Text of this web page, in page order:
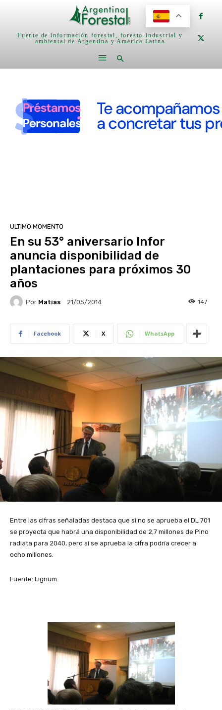
Fuente de información forestal, foresto-industrial y
ambiental de Argentina y América Latina
ULTIMO MOMENTO
En su 53° aniversario Infor
anuncia disponibilidad de
plantaciones para próximos 30
años
Por Matias 21/05/2014 147
Facebook X WhatsApp
Entre las cifras señaladas destaca que si no se aprueba el DL 701
se proyecta que habrá una disponibilidad de 2,7 millones de Pino
radiata para 2040, pero si se aprueba la cifra podría crecer a
ocho millones.
Fuente: Lignum